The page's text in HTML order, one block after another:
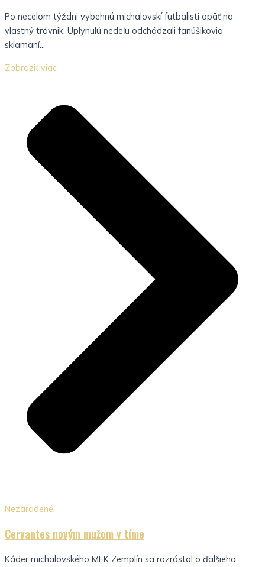
Po necelom týždni vybehnú michalovskí futbalisti opäť na
vlastný trávnik. Uplynulú nedeľu odchádzali fanúšikovia
sklamaní...
Zobraziť viac
Nezaradené
Cervantes novým mužom v tíme
Káder michalovského MFK Zemplín sa rozrástol o ďalšieho